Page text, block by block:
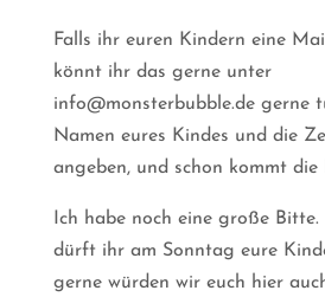
Falls ihr euren Kindern eine
könnt ihr das gerne unter
info@monsterbubble.de gerne
Namen eures Kindes und die
angeben, und schon kommt die
Ich habe noch eine große
dürft ihr am Sonntag eure
gerne würden wir euch hier